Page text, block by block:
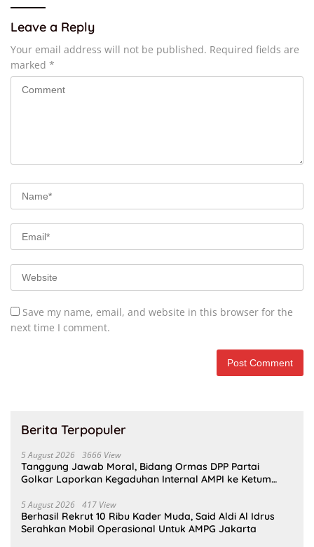
Leave a Reply
Your email address will not be published. Required fields are
marked *
Save my name, email, and website in this browser for the
next time I comment.
Berita Terpopuler
5 August 2026 3666 View
Tanggung Jawab Moral, Bidang Ormas DPP Partai
Golkar Laporkan Kegaduhan Internal AMPI ke Ketum
5 August 2026 417 View
Berhasil Rekrut 10 Ribu Kader Muda, Said Aldi Al Idrus
Serahkan Mobil Operasional Untuk AMPG Jakarta